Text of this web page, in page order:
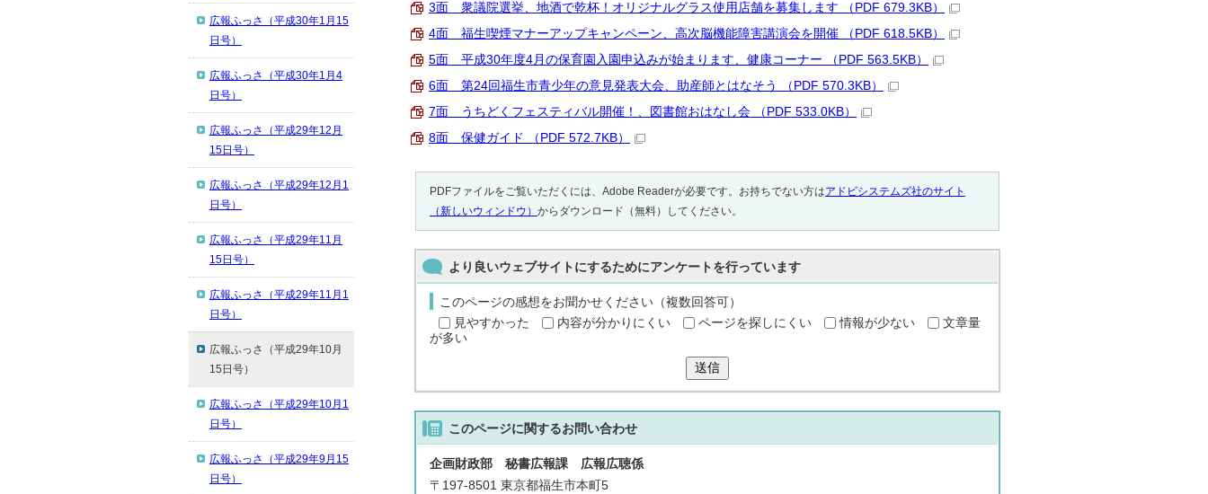
3面 衆議院選挙、地酒で乾杯！オリジナルグラス使用店舗を募集します （PDF 679.3KB）
4面 福生喫煙マナーアップキャンペーン、高次脳機能障害講演会を開催 （PDF 618.5KB）
5面 平成30年度4月の保育園入園申込みが始まります、健康コーナー （PDF 563.5KB）
6面 第24回福生市青少年の意見発表大会、助産師とはなそう （PDF 570.3KB）
7面 うちどくフェスティバル開催！、図書館おはなし会 （PDF 533.0KB）
8面 保健ガイド （PDF 572.7KB）
PDFファイルをご覧いただくには、Adobe Readerが必要です。お持ちでない方はアドビシステムズ社のサイト
（新しいウィンドウ） からダウンロード（無料）してください。
より良いウェブサイトにするためにアンケートを行っています
このページの感想をお聞かせください（複数回答可）
見やすかった
内容が分かりにくい ページを探しにくい 情報が少ない
文章量
が多い
送信
このページに関するお問い合わせ
企画財政部 秘書広報課 広報広聴係
〒197-8501 東京都福生市本町5
広報ふっさ（平成30年1月15
日号）
広報ふっさ（平成30年1月4
日号）
広報ふっさ（平成29年12月
15日号）
広報ふっさ（平成29年12月1
日号）
広報ふっさ（平成29年11月
15日号）
広報ふっさ（平成29年11月1
日号）
広報ふっさ（平成29年10月
15日号）
広報ふっさ（平成29年10月1
日号）
広報ふっさ（平成29年9月15
日号）